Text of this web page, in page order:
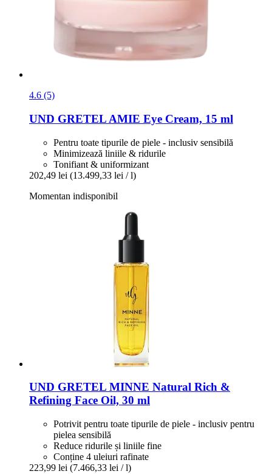
4.6 (5)
UND GRETEL AMIE Eye Cream, 15 ml
Pentru toate tipurile de piele - inclusiv sensibilă
Minimizează liniile & ridurile
Tonifiant & uniformizant
202,49 lei (13.499,33 lei / l)
Momentan indisponibil
UND GRETEL MINNE Natural Rich &
Refining Face Oil, 30 ml
Potrivit pentru toate tipurile de piele - inclusiv pentru
pielea sensibilă
Reduce ridurile și liniile fine
Conține 4 uleiuri rafinate
223,99 lei (7.466,33 lei / l)